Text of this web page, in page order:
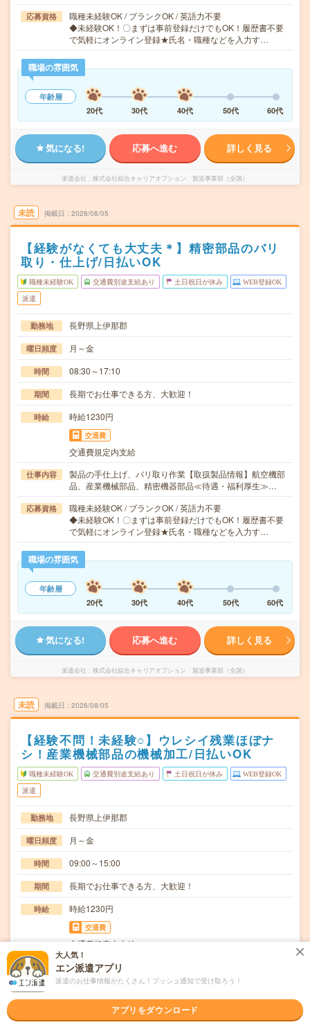
応募資格
職種未経験OK / ブランクOK / 英語力不要
◆未経験OK！〇まずは事前登録だけでもOK！履歴書不要
で気軽にオンライン登録★氏名・職種などを入力す…
職場の雰囲気
年齢層
20代
30代 40代 50代 60代
気になる! 応募へ進む 詳しく見る
派遣会社 株式会社綜合キャリアオプション 製造事業部（全国）
未読 掲載日 2026/08/05
【経験がなくても大丈夫＊】精密部品のバリ
取り・仕上げ/日払いOK
職種未経験OK 交通費別途支給あり 土日祝日が休み WEB登録OK
派遣
勤務地 長野県上伊那郡
曜日頻度 月～金
時間 08:30～17:10
期間 長期でお仕事できる方、大歓迎！
時給 時給1230円
交通費
交通費規定内支給
仕事内容
製品の手仕上げ、バリ取り作業【取扱製品情報】航空機部
品、産業機械部品、精密機器部品≪待遇・福利厚生≫…
応募資格
職種未経験OK / ブランクOK / 英語力不要
◆未経験OK！〇まずは事前登録だけでもOK！履歴書不要
で気軽にオンライン登録★氏名・職種などを入力す…
職場の雰囲気
年齢層
20代
30代 40代 50代 60代
気になる! 応募へ進む 詳しく見る
派遣会社 株式会社綜合キャリアオプション 製造事業部（全国）
未読 掲載日 2026/08/05
【経験不問！未経験○】ウレシイ残業ほぼナ
シ！産業機械部品の機械加工/日払いOK
職種未経験OK 交通費別途支給あり 土日祝日が休み WEB登録OK
派遣
勤務地 長野県上伊那郡
曜日頻度 月～金
時間 09:00～15:00
期間 長期でお仕事できる方、大歓迎！
時給 時給1230円
交通費
交通費規定内支給
仕事内容
マシニングセンタを使用しての金属加工【取扱製品情報】
航空機部品、産業機械部品、精密機器部品≪待遇・福…
応募資格
職種未経験OK / ブランクOK / 英語力不要
◆未経験OK！〇まずは事前登録だけでもOK！履歴書不要
で気軽にオンライン登録★氏名・職種などを入力す…
大人気！
エン派遣アプリ
派遣のお仕事情報がたくさん！プッシュ通知で受け取ろう！
アプリをダウンロード